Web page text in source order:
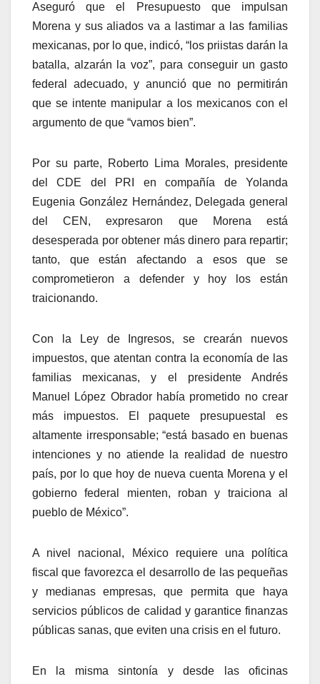
Aseguró que el Presupuesto que impulsan
Morena y sus aliados va a lastimar a las familias
mexicanas, por lo que, indicó, “los priistas darán la
batalla, alzarán la voz”, para conseguir un gasto
federal adecuado, y anunció que no permitirán
que se intente manipular a los mexicanos con el
argumento de que “vamos bien”.
Por su parte, Roberto Lima Morales, presidente
del CDE del PRI en compañía de Yolanda
Eugenia González Hernández, Delegada general
del CEN, expresaron que Morena está
desesperada por obtener más dinero para repartir;
tanto, que están afectando a esos que se
comprometieron a defender y hoy los están
traicionando.
Con la Ley de Ingresos, se crearán nuevos
impuestos, que atentan contra la economía de las
familias mexicanas, y el presidente Andrés
Manuel López Obrador había prometido no crear
más impuestos. El paquete presupuestal es
altamente irresponsable; “está basado en buenas
intenciones y no atiende la realidad de nuestro
país, por lo que hoy de nueva cuenta Morena y el
gobierno federal mienten, roban y traiciona al
pueblo de México”.
A nivel nacional, México requiere una política
fiscal que favorezca el desarrollo de las pequeñas
y medianas empresas, que permita que haya
servicios públicos de calidad y garantice finanzas
públicas sanas, que eviten una crisis en el futuro.
En la misma sintonía y desde las oficinas